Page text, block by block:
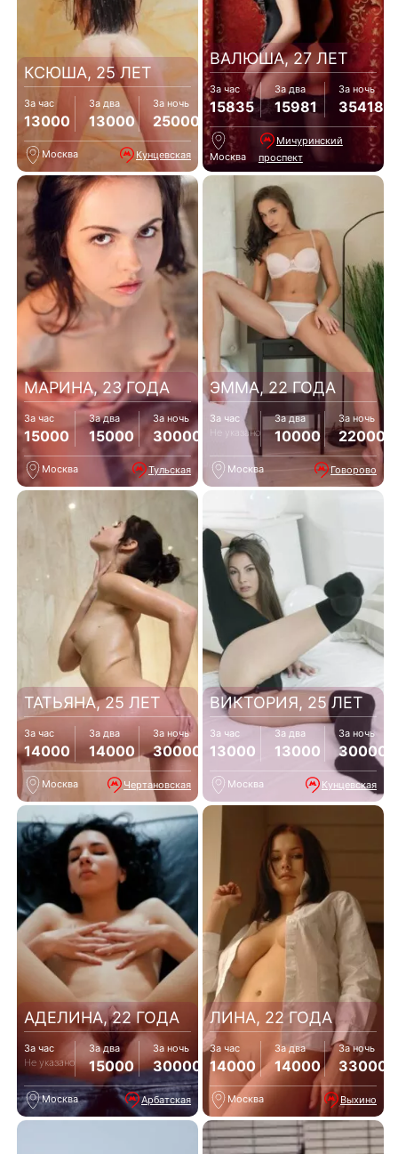
КСЮША, 25 ЛЕТ
За час
13000
За два
13000
За ночь
25000
Москва Кунцевская
ВАЛЮША, 27 ЛЕТ
За час
15835
За два
15981
За ночь
35418
Москва
Мичуринский
проспект
МАРИНА, 23 ГОДА
За час
15000
За два
15000
За ночь
30000
Москва Тульская
ЭММА, 22 ГОДА
За час
Не указано
За два
10000
За ночь
22000
Москва Говорово
ТАТЬЯНА, 25 ЛЕТ
За час
14000
За два
14000
За ночь
30000
Москва Чертановская
ВИКТОРИЯ, 25 ЛЕТ
За час
13000
За два
13000
За ночь
30000
Москва Кунцевская
АДЕЛИНА, 22 ГОДА
За час
Не указано
За два
15000
За ночь
30000
Москва Арбатская
ЛИНА, 22 ГОДА
За час
14000
За два
14000
За ночь
33000
Москва Выхино